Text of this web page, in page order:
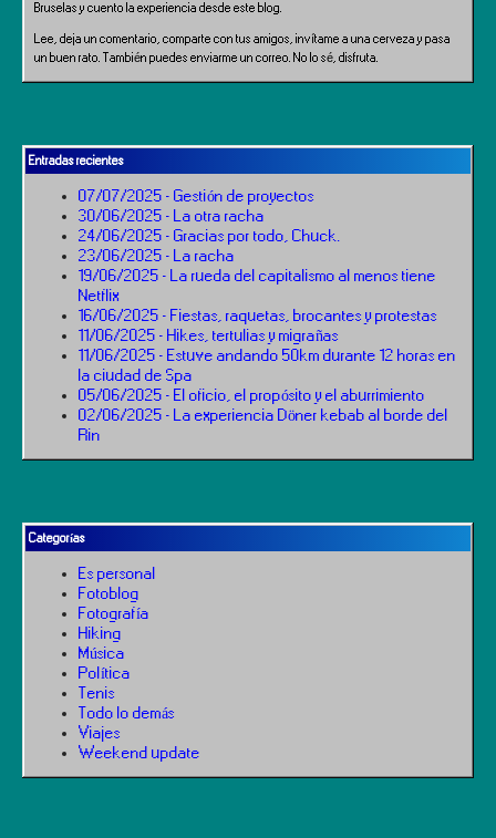
Bruselas y cuento la experiencia desde este blog.
Lee, deja un comentario, comparte con tus amigos, invítame a una cerveza y pasa
un buen rato. También puedes enviarme un correo. No lo sé, disfruta.
Entradas recientes
07/07/2025 - Gestión de proyectos
30/06/2025 - La otra racha
24/06/2025 - Gracias por todo, Chuck.
23/06/2025 - La racha
19/06/2025 - La rueda del capitalismo al menos tiene
Netflix
16/06/2025 - Fiestas, raquetas, brocantes y protestas
11/06/2025 - Hikes, tertulias y migrañas
11/06/2025 - Estuve andando 50km durante 12 horas en
la ciudad de Spa
05/06/2025 - El oficio, el propósito y el aburrimiento
02/06/2025 - La experiencia Döner kebab al borde del
Rin
Categorías
Es personal
Fotoblog
Fotografía
Hiking
Música
Política
Tenis
Todo lo demás
Viajes
Weekend update